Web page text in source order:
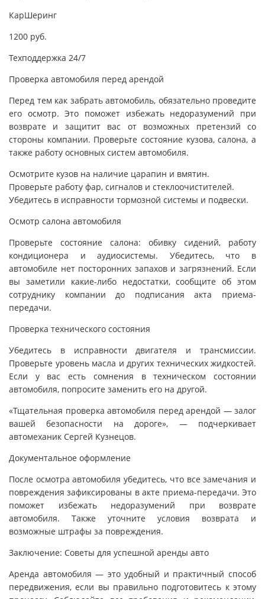
КарШеринг
1200 руб.
Техподдержка 24/7
Проверка автомобиля перед арендой
Перед тем как забрать автомобиль, обязательно проведите
его осмотр. Это поможет избежать недоразумений при
возврате и защитит вас от возможных претензий со
стороны компании. Проверьте состояние кузова, салона, а
также работу основных систем автомобиля.
Осмотрите кузов на наличие царапин и вмятин.
Проверьте работу фар, сигналов и стеклоочистителей.
Убедитесь в исправности тормозной системы и подвески.
Осмотр салона автомобиля
Проверьте состояние салона: обивку сидений, работу
кондиционера и аудиосистемы. Убедитесь, что в
автомобиле нет посторонних запахов и загрязнений. Если
вы заметили какие-либо недостатки, сообщите об этом
сотруднику компании до подписания акта приема-
передачи.
Проверка технического состояния
Убедитесь в исправности двигателя и трансмиссии.
Проверьте уровень масла и других технических жидкостей.
Если у вас есть сомнения в техническом состоянии
автомобиля, попросите заменить его на другой.
«Тщательная проверка автомобиля перед арендой — залог
вашей безопасности на дороге», — подчеркивает
автомеханик Сергей Кузнецов.
Документальное оформление
После осмотра автомобиля убедитесь, что все замечания и
повреждения зафиксированы в акте приема-передачи. Это
поможет избежать недоразумений при возврате
автомобиля. Также уточните условия возврата и
возможные штрафы за повреждения.
Заключение: Советы для успешной аренды авто
Аренда автомобиля — это удобный и практичный способ
передвижения, если вы правильно подготовитесь к этому